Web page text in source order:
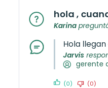
hola ,
Karina
Hola
Jarvis
gerente
(0) (0)